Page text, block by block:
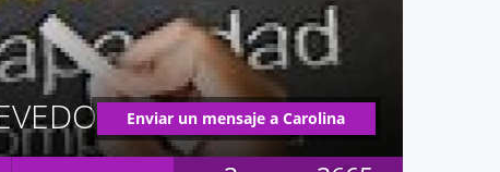
Enviar un mensaje a Carolina
Andrea González Acevedo